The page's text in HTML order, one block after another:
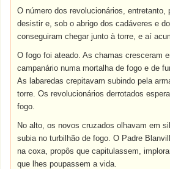
O número dos revolucionários, entretanto,
desistir e, sob o abrigo dos cadáveres e
conseguiram chegar junto à torre, e aí
O fogo foi ateado. As chamas cresceram
campanário numa mortalha de fogo e de
As labaredas crepitavam subindo pela
torre. Os revolucionários derrotados
fogo.
No alto, os novos cruzados olhavam em
subia no turbilhão de fogo. O Padre
na coxa, propôs que capitulassem,
que lhes poupassem a vida.